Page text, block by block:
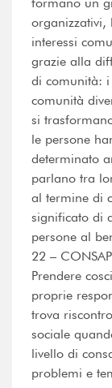
organizzativi,
interessi
grazie alla
di comunità: i
comunità
si
le persone
determinato
parlano tra
al termine di
significato di
persone al
22 –
Prendere
proprie
trova
sociale
livello di
problemi e